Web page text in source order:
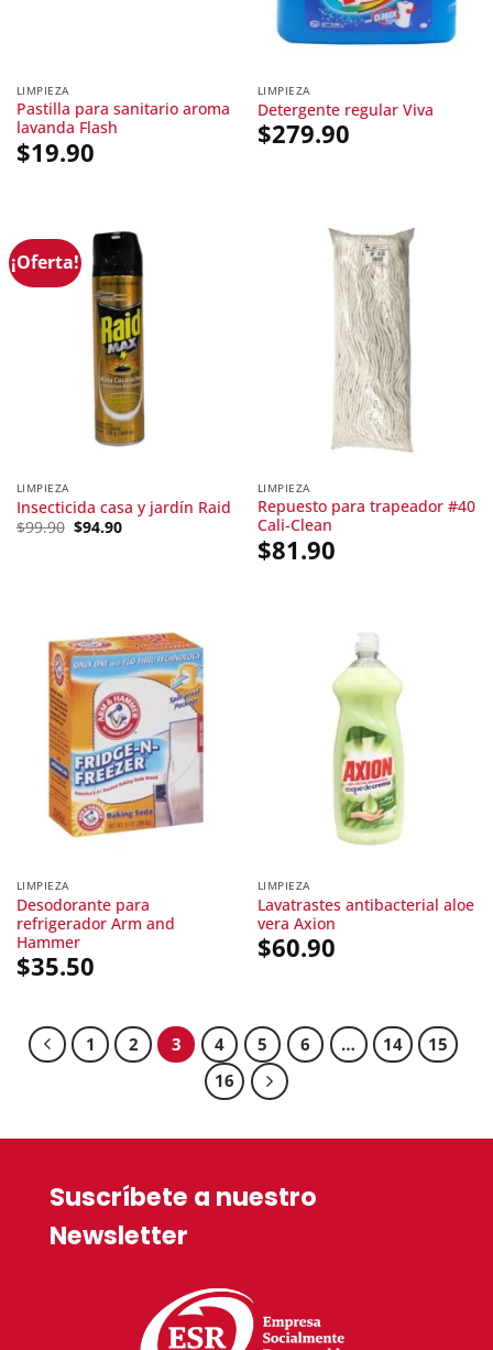
LIMPIEZA
Pastilla para sanitario aroma
lavanda Flash
$19.90
LIMPIEZA
Detergente regular Viva
$279.90
¡Oferta!
LIMPIEZA
Insecticida casa y jardín Raid
$99.90 Original
$94.90Current
LIMPIEZA
Repuesto para trapeador #40
Cali-Clean
$81.90
LIMPIEZA
Desodorante para
refrigerador Arm and
Hammer
$35.50
LIMPIEZA
Lavatrastes antibacterial aloe
vera Axion
$60.90
1 2 3 4 5 6 … 14
15
16
Suscríbete a nuestro
Newsletter